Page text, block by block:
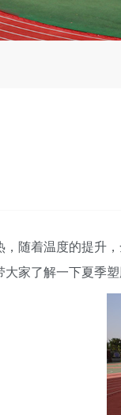
随着温度的提升
家了解一下夏季塑